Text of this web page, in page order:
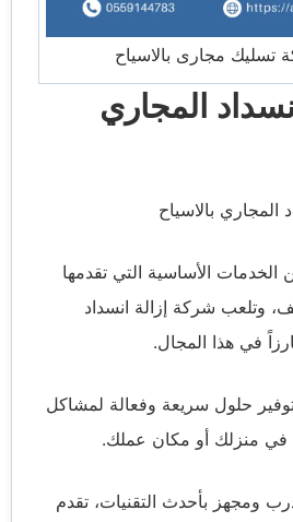
مجارى بالاسياح
المجاري
المجاري بالاسياح
الخدمات الأساسية التي تقدمها
وتلعب شركة إزالة انسداد
في هذا المجال.
حلول سريعة وفعالة لمشاكل
في منزلك أو مكان عملك.
ومجهز بأحدث التقنيات، تقدم